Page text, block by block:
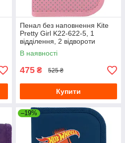
Пенал без наповнення Kite
Pretty Girl K22-622-5, 1
відділення, 2 відвороти
В наявності
475 ₴ 525 ₴
Купити
–19%